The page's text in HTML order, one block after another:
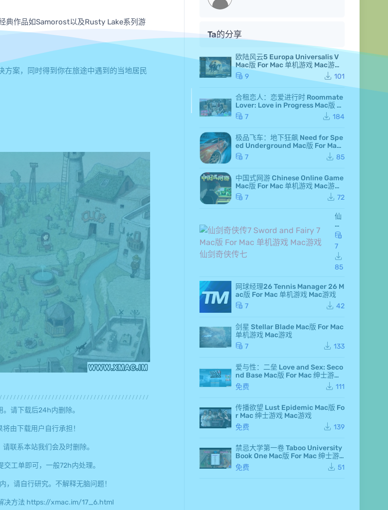
典作品如Samorost以及Rusty Lake系列游
案，同时得到你在旅途中遇到的当地居民
请下载后24h内删除。
由下载用户自行承担！
联系本站我们会及时删除。
工单即可，一般72h内处理。
，请自行研究。不解释无脑问题！
决方法 https://xmac.im/17_6.html
Ta的分享
欧陆风云5 Europa Universalis V
Mac版 For Mac 单机游戏 Mac游戏
高级白金版 全DLC版
9 101
合租恋人：恋爱进行时 Roommate
Lover: Love in Progress Mac版 Fo
r Mac GameStart Mac游戏
7 184
极品飞车：地下狂飙 Need for Spe
ed Underground Mac版 For Mac
极品飞车7 Mac游戏
7 85
中国式网游 Chinese Online Game
Mac版 For Mac 单机游戏 Mac游戏
MMOSimulator
7 72
仙
剑
奇
侠
传
7 S
wo
rd
d F
air
y 7
版
r M
机
游
戏
Ma
游
仙
剑
侠
传
七
7
85
网球经理26 Tennis Manager 26 M
ac版 For Mac 单机游戏 Mac游戏
7
42
剑星 Stellar Blade Mac版 For Mac
单机游戏 Mac游戏
7
133
爱与性：二垒 Love and Sex: Seco
nd Base Mac版 For Mac 绅士游戏
Mac游戏
免费 111
传播欲望 Lust Epidemic Mac版 Fo
r Mac 绅士游戏 Mac游戏
免费
139
禁忌大学第一卷 Taboo University
Book One Mac版 For Mac 绅士游
戏 Mac游戏
免费 51